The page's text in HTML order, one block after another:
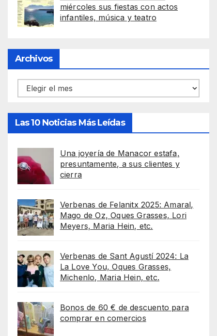
miércoles sus fiestas con actos
infantiles, música y teatro
Archivos
Archivos
Las 10 Noticias Más Leídas
Una joyería de Manacor estafa,
presuntamente, a sus clientes y
cierra
Verbenas de Felanitx 2025: Amaral,
Mago de Oz, Oques Grasses, Lori
Meyers, Maria Hein, etc.
Verbenas de Sant Agustí 2024: La
La Love You, Oques Grasses,
Michenlo, Maria Hein, etc.
Bonos de 60 € de descuento para
comprar en comercios